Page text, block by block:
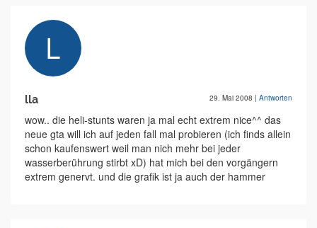
lla 29. Mai 2008 | Antworten
wow.. die heli-stunts waren ja mal echt extrem nice^^ das
neue gta will ich auf jeden fall mal probieren (ich finds allein
schon kaufenswert weil man nich mehr bei jeder
wasserberührung stirbt xD) hat mich bei den vorgängern
extrem genervt. und die grafik ist ja auch der hammer